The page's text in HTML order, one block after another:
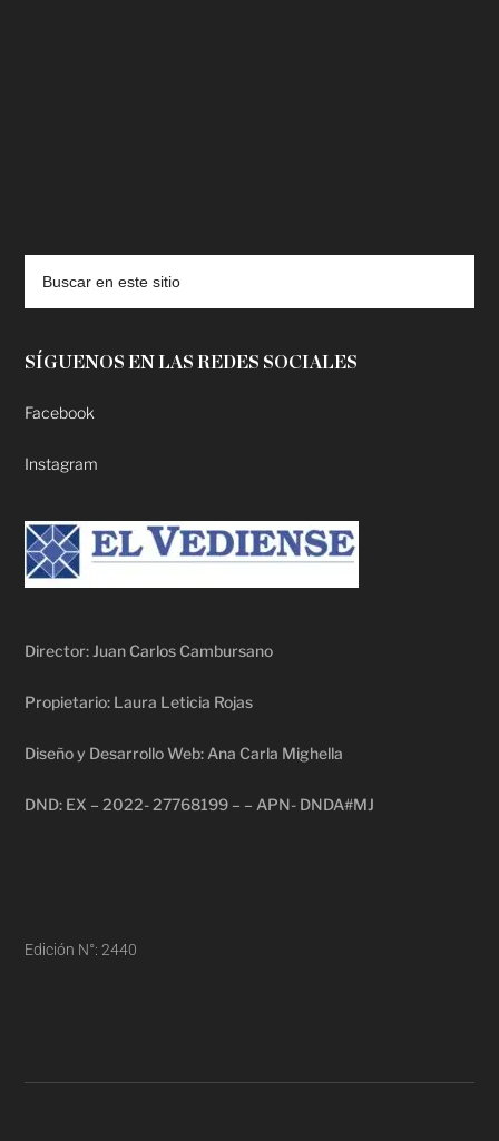
SÍGUENOS EN LAS REDES SOCIALES
Facebook
Instagram
Director: Juan Carlos Cambursano
Propietario: Laura Leticia Rojas
Diseño y Desarrollo Web: Ana Carla Mighella
DND: EX – 2022- 27768199 – – APN- DNDA#MJ
Edición N°: 2440